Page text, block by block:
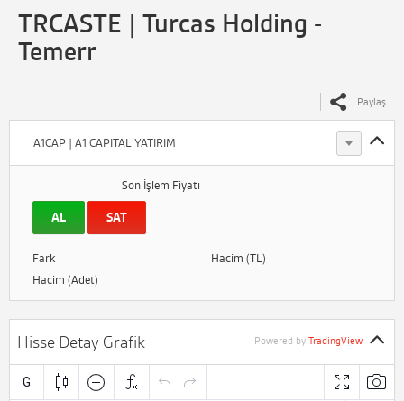
TRCASTE | Turcas Holding -
Temerr
Paylaş
A1CAP | A1 CAPITAL YATIRIM
Son İşlem Fiyatı
AL SAT
Fark
Hacim (TL)
Hacim (Adet)
Hisse Detay Grafik Powered by TradingView